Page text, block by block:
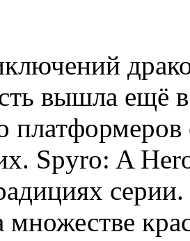
вышла ещё
платформеров
Spyro: A
множестве